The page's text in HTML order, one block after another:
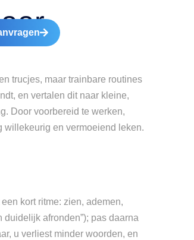
trucjes, maar trainbare routines
en vertalen dit naar kleine,
Door voorbereid te werken,
willekeurig en vermoeiend leken.
kort ritme: zien, ademen,
afronden”); pas daarna
u verliest minder woorden, en